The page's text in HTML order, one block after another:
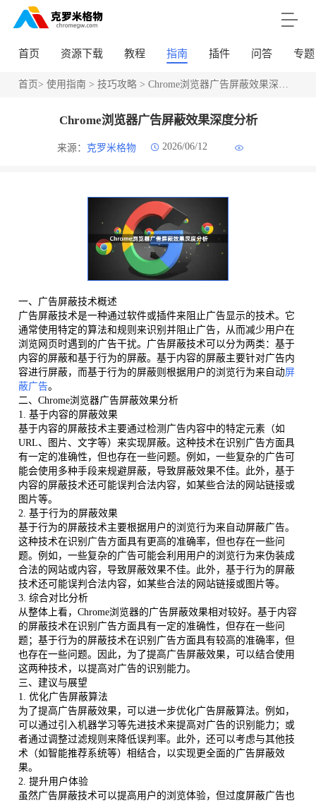
首页 资源下载 教程 指南 插件 问答 专题
首页> 使用指南 > 技巧攻略> Chrome浏览器广告屏蔽效果深度分析
Chrome浏览器广告屏蔽效果深度分析
来源： 克罗米格物 2026/06/12
一、广告屏蔽技术概述
广告屏蔽技术是一种通过软件或插件来阻止广告显示的技术。它
通常使用特定的算法和规则来识别并阻止广告，从而减少用户在
浏览网页时遇到的广告干扰。广告屏蔽技术可以分为两类：基于
内容的屏蔽和基于行为的屏蔽。基于内容的屏蔽主要针对广告内
容进行屏蔽，而基于行为的屏蔽则根据用户的浏览行为来自动屏
蔽广告。
二、Chrome浏览器广告屏蔽效果分析
1. 基于内容的屏蔽效果
基于内容的屏蔽技术主要通过检测广告内容中的特定元素（如
URL、图片、文字等）来实现屏蔽。这种技术在识别广告方面具
有一定的准确性，但也存在一些问题。例如，一些复杂的广告可
能会使用多种手段来规避屏蔽，导致屏蔽效果不佳。此外，基于
内容的屏蔽技术还可能误判合法内容，如某些合法的网站链接或
图片等。
2. 基于行为的屏蔽效果
基于行为的屏蔽技术主要根据用户的浏览行为来自动屏蔽广告。
这种技术在识别广告方面具有更高的准确率，但也存在一些问
题。例如，一些复杂的广告可能会利用用户的浏览行为来伪装成
合法的网站或内容，导致屏蔽效果不佳。此外，基于行为的屏蔽
技术还可能误判合法内容，如某些合法的网站链接或图片等。
3. 综合对比分析
从整体上看，Chrome浏览器的广告屏蔽效果相对较好。基于内容
的屏蔽技术在识别广告方面具有一定的准确性，但存在一些问
题；基于行为的屏蔽技术在识别广告方面具有较高的准确率，但
也存在一些问题。因此，为了提高广告屏蔽效果，可以结合使用
这两种技术，以提高对广告的识别能力。
三、建议与展望
1. 优化广告屏蔽算法
为了提高广告屏蔽效果，可以进一步优化广告屏蔽算法。例如，
可以通过引入机器学习等先进技术来提高对广告的识别能力；或
者通过调整过滤规则来降低误判率。此外，还可以考虑与其他技
术（如智能推荐系统等）相结合，以实现更全面的广告屏蔽效
果。
2. 提升用户体验
虽然广告屏蔽技术可以提高用户的浏览体验，但过度屏蔽广告也